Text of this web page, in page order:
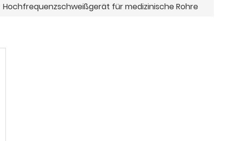
Hochfrequenzschweißgerät für medizinische Rohre